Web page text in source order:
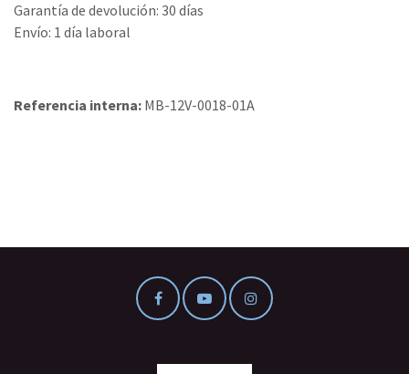
Garantía de devolución: 30 días
Envío: 1 día laboral
Referencia interna: MB-12V-0018-01A